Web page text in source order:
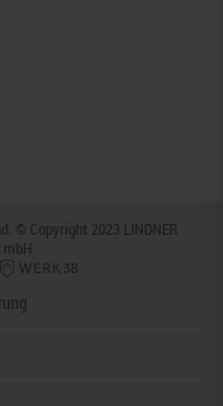
. © Copyright 2023 LINDNER